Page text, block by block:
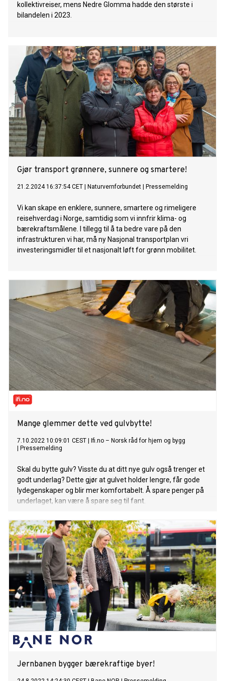
kollektivreiser, mens Nedre Glomma hadde den største i
bilandelen i 2023.
Gjør transport grønnere, sunnere og smartere!
21.2.2024 16:37:54 CET Naturvernforbundet Pressemelding
Vi kan skape en enklere, sunnere, smartere og rimeligere
reisehverdag i Norge, samtidig som vi innfrir klima- og
bærekraftsmålene. I tillegg til å ta bedre vare på den
infrastrukturen vi har, må ny Nasjonal transportplan vri
investeringsmidler til et nasjonalt løft for grønn mobilitet.
Mange glemmer dette ved gulvbytte!
7.10.2022 10:09:01 CEST
Ifi.no – Norsk råd for hjem og bygg
Pressemelding
Skal du bytte gulv? Visste du at ditt nye gulv også trenger et
godt underlag? Dette gjør at gulvet holder lengre, får gode
lydegenskaper og blir mer komfortabelt. Å spare penger på
underlaget, kan være å spare seg til fant.
Jernbanen bygger bærekraftige byer!